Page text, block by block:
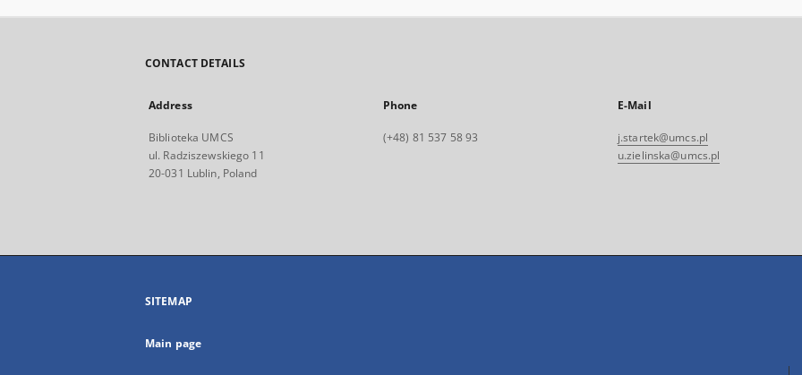
CONTACT DETAILS
Address
Biblioteka UMCS
ul. Radziszewskiego 11
20-031 Lublin, Poland
Phone
(+48) 81 537 58 93
E-Mail
j.startek@umcs.pl
u.zielinska@umcs.pl
SITEMAP
Main page